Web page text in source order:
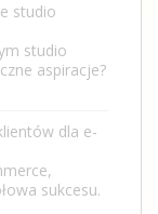
studio
studio
aspiracje?
dla e-
sukcesu.